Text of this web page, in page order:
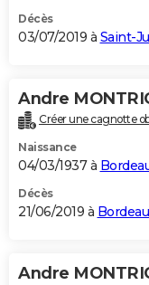
Décès
03/07/2019 à Saint-
Andre
Créer une cagnotte
Naissance
04/03/1937 à
Décès
21/06/2019 à
Andre